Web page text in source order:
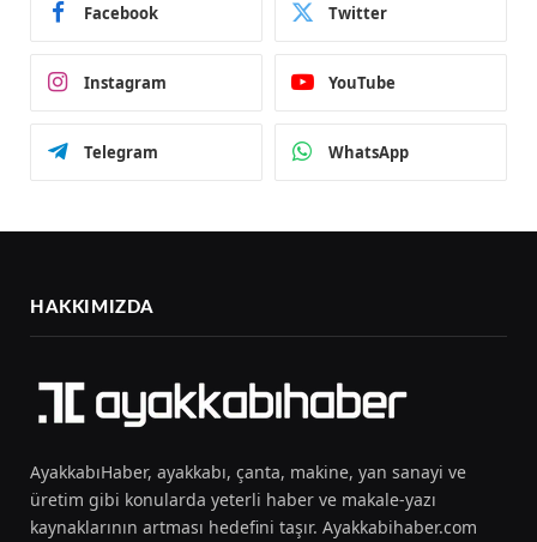
Facebook Twitter
Instagram YouTube
Telegram WhatsApp
HAKKIMIZDA
AyakkabıHaber, ayakkabı, çanta, makine, yan sanayi ve
üretim gibi konularda yeterli haber ve makale-yazı
kaynaklarının artması hedefini taşır. Ayakkabihaber.com